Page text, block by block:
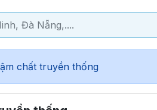
chất truyền thống